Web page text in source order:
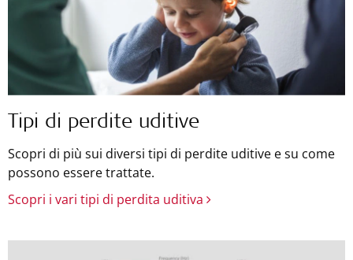
Tipi di perdite uditive
Scopri di più sui diversi tipi di perdite uditive e su come
possono essere trattate.
Scopri i vari tipi di perdita uditiva